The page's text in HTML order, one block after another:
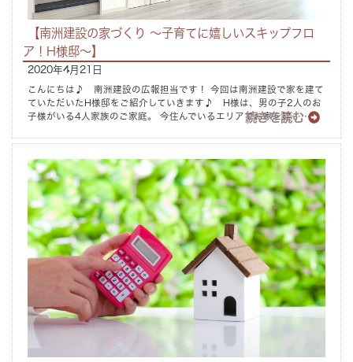
【南洲建設の家づくり ～子育てに嬉しいスキップフロ
ア！H様邸～】
2020年4月21日
こんにちは♪ 南洲建設の広報担当です！ 今回は南洲建設で家を建て
ていただいたH様邸をご紹介していきます♪ H様は、男の子2人のお
子様がいる4人家族のご家庭。 今住んでいるエリアでお家を建……
続きを読む